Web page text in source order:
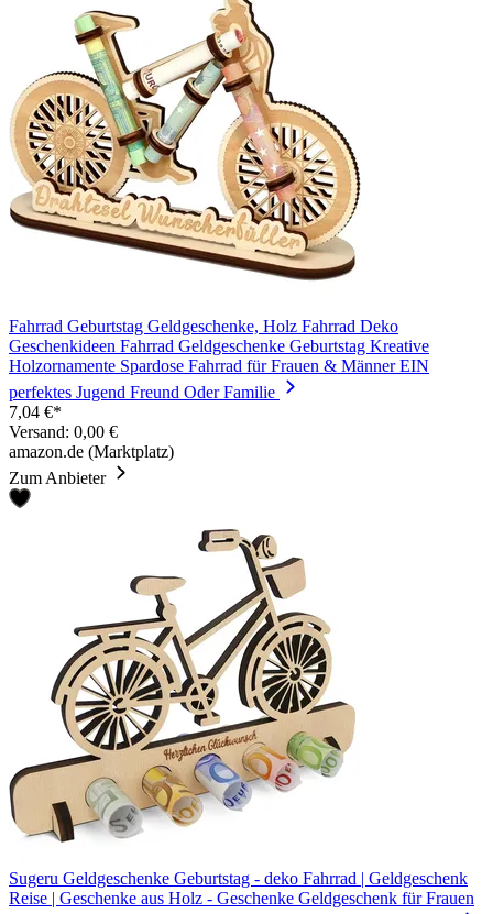
Fahrrad Geburtstag Geldgeschenke, Holz Fahrrad Deko
Geschenkideen Fahrrad Geldgeschenke Geburtstag Kreative
Holzornamente Spardose Fahrrad für Frauen & Männer EIN
perfektes Jugend Freund Oder Familie
7,04 €*
Versand: 0,00 €
amazon.de (Marktplatz)
Zum Anbieter
Sugeru Geldgeschenke Geburtstag - deko Fahrrad | Geldgeschenk
Reise | Geschenke aus Holz - Geschenke Geldgeschenk für Frauen